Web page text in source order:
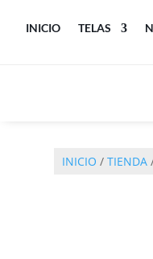
INICIO TELAS
INICIO /TIENDA